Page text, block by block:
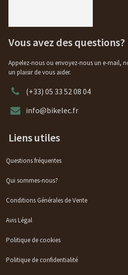
Vous avez des questions?
Appelez-nous ou envoyez-nous un e-mail,
un plaisir de vous aider.
(+33) 05 33 52 08 04
info@bikelec.fr
Liens utiles
Questions fréquentes
Qui sommes-nous?
Conditions Générales de Vente
Avis Légal
Politique de cookies
Politique de confidentialité